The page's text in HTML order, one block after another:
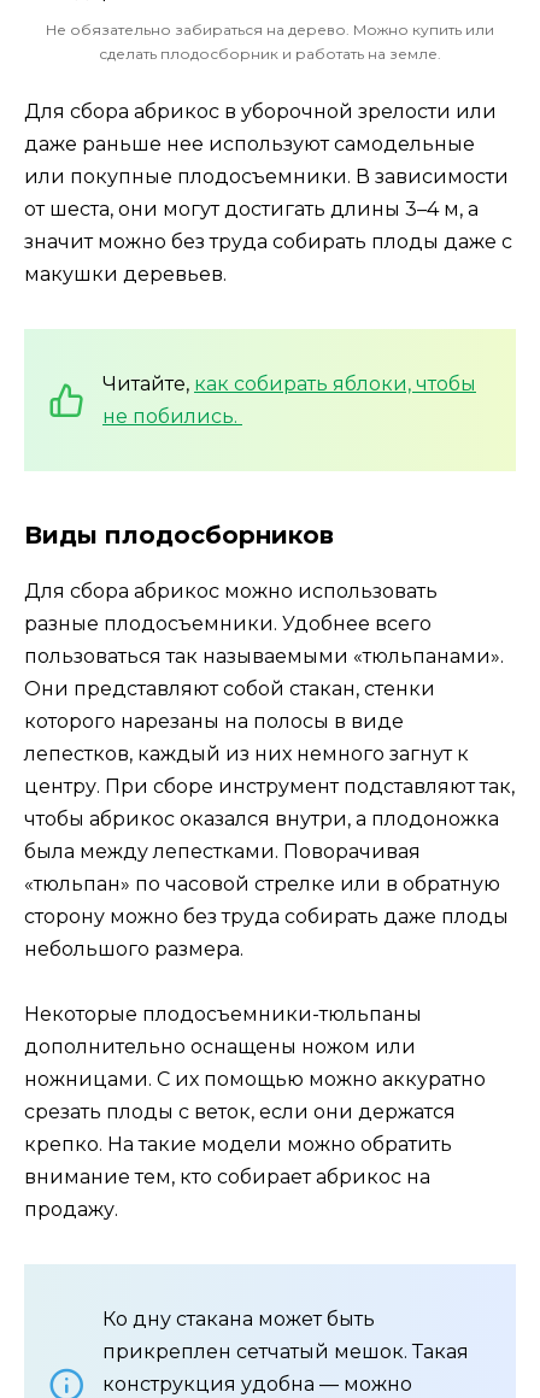
Не обязательно забираться на дерево. Можно купить или
сделать плодосборник и работать на земле.
Для сбора абрикос в уборочной зрелости или
даже раньше нее используют самодельные
или покупные плодосъемники. В зависимости
от шеста, они могут достигать длины 3–4 м, а
значит можно без труда собирать плоды даже с
макушки деревьев.
Читайте, как собирать яблоки, чтобы
не побились.
Виды плодосборников
Для сбора абрикос можно использовать
разные плодосъемники. Удобнее всего
пользоваться так называемыми «тюльпанами».
Они представляют собой стакан, стенки
которого нарезаны на полосы в виде
лепестков, каждый из них немного загнут к
центру. При сборе инструмент подставляют так,
чтобы абрикос оказался внутри, а плодоножка
была между лепестками. Поворачивая
«тюльпан» по часовой стрелке или в обратную
сторону можно без труда собирать даже плоды
небольшого размера.
Некоторые плодосъемники-тюльпаны
дополнительно оснащены ножом или
ножницами. С их помощью можно аккуратно
срезать плоды с веток, если они держатся
крепко. На такие модели можно обратить
внимание тем, кто собирает абрикос на
продажу.
Ко дну стакана может быть
прикреплен сетчатый мешок. Такая
конструкция удобна — можно